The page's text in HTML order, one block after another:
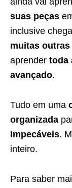
suas peças
inclusive
muitas
aprender toda
avançado.
Tudo em uma
organizada
impecáveis.
inteiro.
Para saber